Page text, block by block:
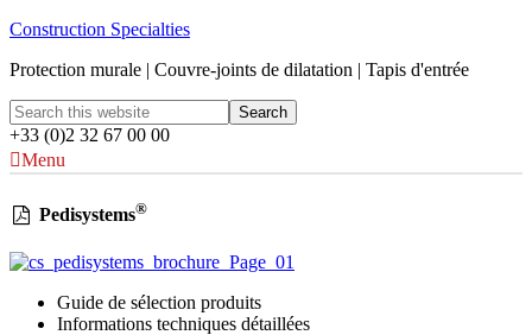
Construction Specialties
Protection murale | Couvre-joints de dilatation | Tapis d'entrée
+33 (0)2 32 67 00 00
Menu
Pedisystems®
Guide de sélection produits
Informations techniques détaillées